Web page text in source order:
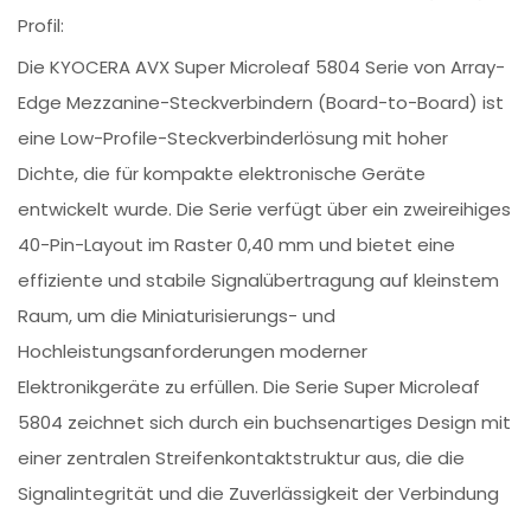
Profil:
Die KYOCERA AVX Super Microleaf 5804 Serie von Array-
Edge Mezzanine-Steckverbindern (Board-to-Board) ist
eine Low-Profile-Steckverbinderlösung mit hoher
Dichte, die für kompakte elektronische Geräte
entwickelt wurde. Die Serie verfügt über ein zweireihiges
40-Pin-Layout im Raster 0,40 mm und bietet eine
effiziente und stabile Signalübertragung auf kleinstem
Raum, um die Miniaturisierungs- und
Hochleistungsanforderungen moderner
Elektronikgeräte zu erfüllen. Die Serie Super Microleaf
5804 zeichnet sich durch ein buchsenartiges Design mit
einer zentralen Streifenkontaktstruktur aus, die die
Signalintegrität und die Zuverlässigkeit der Verbindung